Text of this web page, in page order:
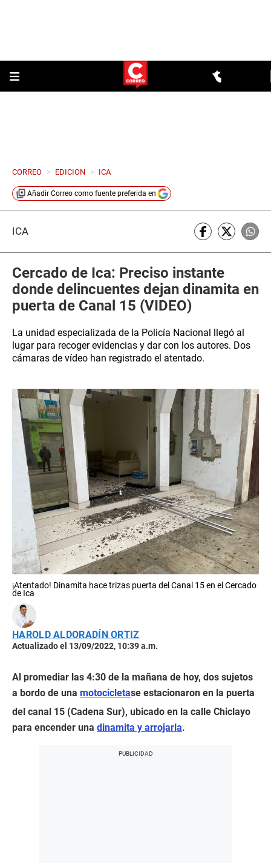
CORREO > EDICION > ICA
Añadir Correo como fuente preferida en
ICA
Cercado de Ica: Preciso instante
donde delincuentes dejan dinamita en
puerta de Canal 15 (VIDEO)
La unidad especializada de la Policía Nacional llegó al
lugar para recoger evidencias y dar con los autores. Dos
cámaras de vídeo han registrado el atentado.
¡Atentado! Dinamita hace trizas puerta del Canal 15 en el Cercado
de Ica
HAROLD ALDORADÍN ORTIZ
Actualizado el 13/09/2022, 10:39 a.m.
Al promediar las 4:30 de la mañana de hoy, dos sujetos
a bordo de una motocicletase estacionaron en la puerta
del canal 15 (Cadena Sur), ubicado en la calle Chiclayo
para encender una dinamita y arrojarla.